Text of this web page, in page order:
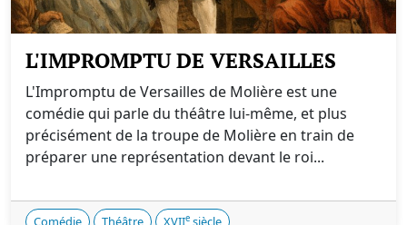
L'IMPROMPTU DE VERSAILLES
L'Impromptu de Versailles de Molière est une
comédie qui parle du théâtre lui-même, et plus
précisément de la troupe de Molière en train de
préparer une représentation devant le roi...
Comédie Théâtre XVIIe siècle